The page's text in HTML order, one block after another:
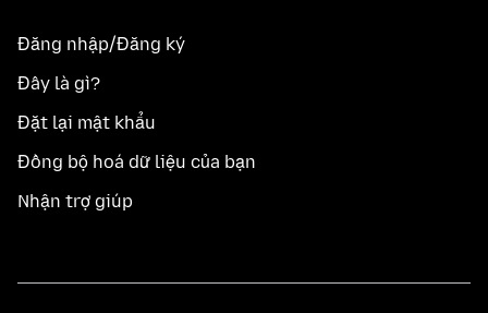
Đăng nhập/Đăng ký
Đây là gì?
Đặt lại mật khẩu
Đồng bộ hoá dữ liệu của bạn
Nhận trợ giúp